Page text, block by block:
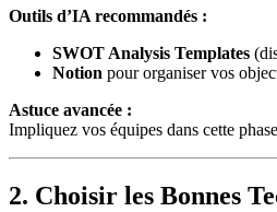
Outils d’IA recommandés :
SWOT Analysis Templates
Notion pour organiser vos
Astuce avancée :
Impliquez vos équipes dans cette
2. Choisir les Bonnes